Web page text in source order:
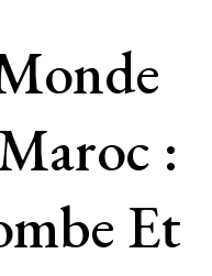
:
Et